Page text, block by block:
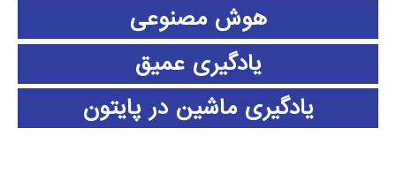
هوش مصنوعی
یادگیری عمیق
یادگیری ماشین در پایتون